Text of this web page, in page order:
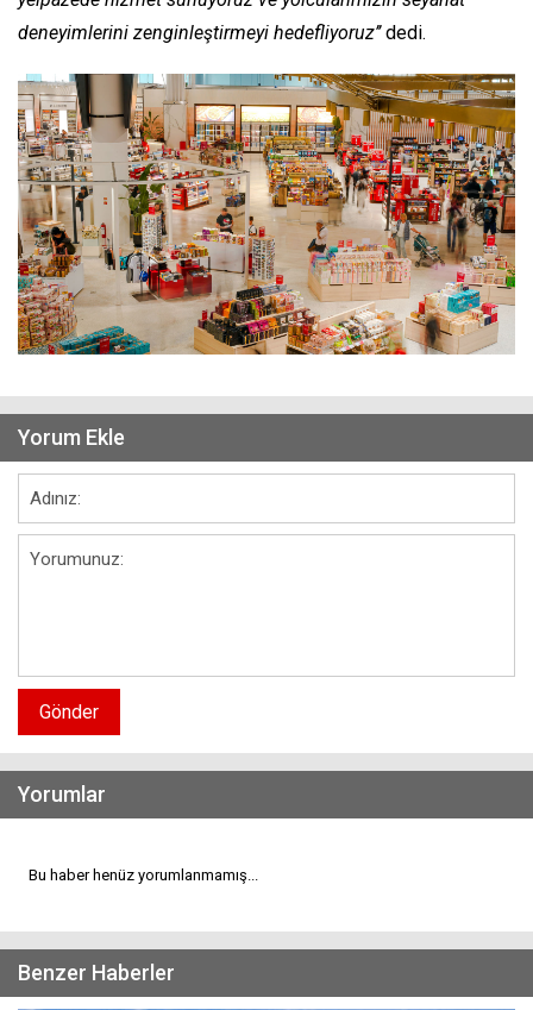
deneyimlerini zenginleştirmeyi hedefliyoruz’’dedi.
Yorum Ekle
Gönder
Yorumlar
Bu haber henüz yorumlanmamış...
Benzer Haberler